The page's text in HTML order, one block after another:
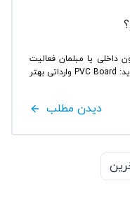
داخلی یا مبلمان فعالیت
دارید، احتمالاً بارها با این سؤال مواجه شده‌اید: PVC Board وارداتی بهتر
دیدن مطلب